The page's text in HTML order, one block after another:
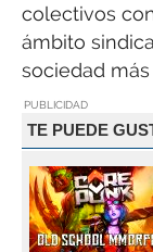
colectivos
ámbito
sociedad
PUBLICIDAD
TE PUEDE